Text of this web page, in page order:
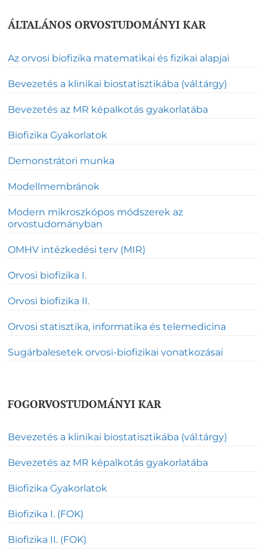
ÁLTALÁNOS ORVOSTUDOMÁNYI KAR
Az orvosi biofizika matematikai és fizikai alapjai
Bevezetés a klinikai biostatisztikába (vál.tárgy)
Bevezetés az MR képalkotás gyakorlatába
Biofizika Gyakorlatok
Demonstrátori munka
Modellmembránok
Modern mikroszkópos módszerek az
orvostudományban
OMHV intézkedési terv (MIR)
Orvosi biofizika I.
Orvosi biofizika II.
Orvosi statisztika, informatika és telemedicina
Sugárbalesetek orvosi-biofizikai vonatkozásai
FOGORVOSTUDOMÁNYI KAR
Bevezetés a klinikai biostatisztikába (vál.tárgy)
Bevezetés az MR képalkotás gyakorlatába
Biofizika Gyakorlatok
Biofizika I. (FOK)
Biofizika II. (FOK)